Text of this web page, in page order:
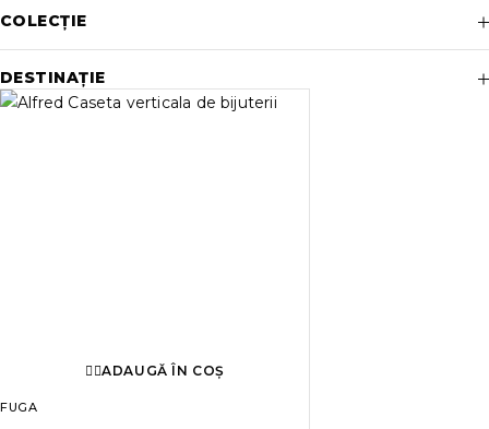
COLECȚIE
DESTINAȚIE
ADAUGĂ ÎN COȘ
FUGA